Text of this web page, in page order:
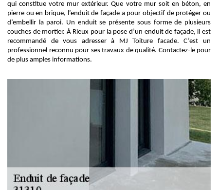
qui constitue votre mur extérieur. Que votre mur soit en béton, en
pierre ou en brique, l’enduit de façade a pour objectif de protéger ou
d’embellir la paroi. Un enduit se présente sous forme de plusieurs
couches de mortier. À Rieux pour la pose d’un enduit de façade, il est
recommandé de vous adresser à MJ Toiture facade. C’est un
professionnel reconnu pour ses travaux de qualité. Contactez-le pour
de plus amples informations.